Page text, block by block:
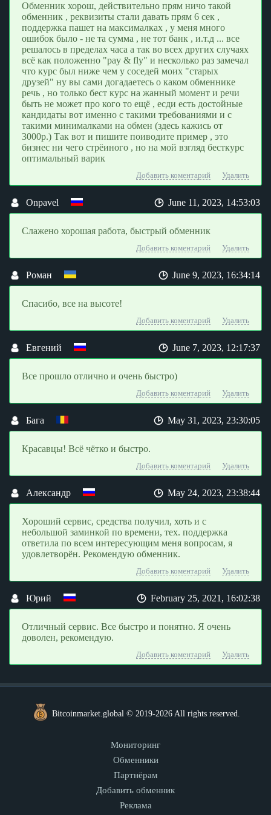
Обменник хорош, действительно прям ничо такой
обменник , реквизиты стали давать прям 6 сек ,
поддержка пашет на максималках , у меня много
ошибок было - не та сумма , не тот банк , и.т.д ... все
решалось в пределах часа а так во всех других случаях
всё как положенно "pay & fly" и несколько раз замечал
что курс был ниже чем у соседей моих "старых
друзей" ну вы сами догадаетесь о каком обменнике
речь , но только бест курс на жанный момент и речи
быть не может про кого то ещё , есди есть достойные
кандидаты вот именно с такими требованиями и с
такими минималками на обмен (здесь кажись от
3000р.) Так вот и пишите поиводите пример , это
бизнес ни чего стрёиного , но на мой взгляд бесткурс
оптимальный варик
Добавить коментарий Удалить
Onpavel June 11, 2023, 14:53:03
Слажено хорошая работа, быстрый обменник
Добавить коментарий Удалить
Роман June 9, 2023, 16:34:14
Спасибо, все на высоте!
Добавить коментарий Удалить
Евгений June 7, 2023, 12:17:37
Все прошло отлично и очень быстро)
Добавить коментарий Удалить
Бага May 31, 2023, 23:30:05
Красавцы! Всё чётко и быстро.
Добавить коментарий Удалить
Александр May 24, 2023, 23:38:44
Хороший сервис, средства получил, хоть и с
небольшой заминкой по времени, тех. поддержка
ответила по всем интересующим меня вопросам, я
удовлетворён. Рекомендую обменник.
Добавить коментарий Удалить
Юрий February 25, 2021, 16:02:38
Отличный сервис. Все быстро и понятно. Я очень
доволен, рекомендую.
Добавить коментарий Удалить
Bitcoinmarket.global © 2019-2026 All rights reserved.
Мониторинг
Обменники
Партнёрам
Добавить обменник
Реклама